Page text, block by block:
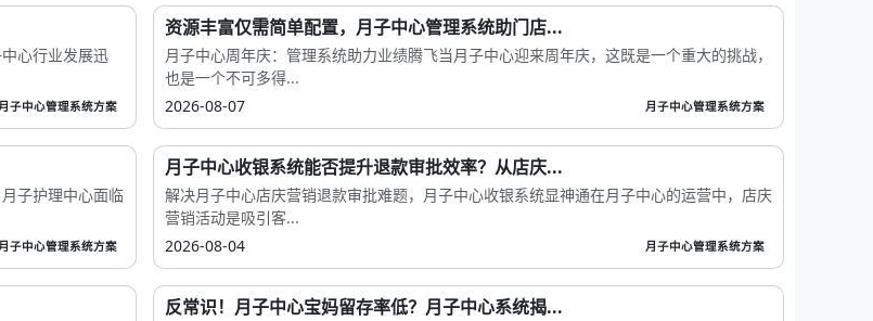
心行业发展迅
月子中心管理系统方案
资源丰富仅需简单配置，月子中心管理系统助门店...
月子中心周年庆：管理系统助力业绩腾飞当月子中心迎来周年庆，这既是一个重大的挑战，
也是一个不可多得...
2026-08-07
月子中心管理系统方案
子护理中心面临
月子中心管理系统方案
月子中心收银系统能否提升退款审批效率？从店庆...
解决月子中心店庆营销退款审批难题，月子中心收银系统显神通在月子中心的运营中，店庆
营销活动是吸引客...
2026-08-04
月子中心管理系统方案
反常识！月子中心宝妈留存率低？月子中心系统揭...